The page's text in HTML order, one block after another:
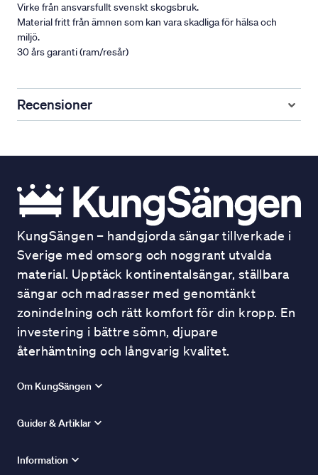
Virke från ansvarsfullt svenskt skogsbruk.
Material fritt från ämnen som kan vara skadliga för hälsa och
miljö.
30 års garanti (ram/resår)
Recensioner
KungSängen – handgjorda sängar tillverkade i
Sverige med omsorg och noggrant utvalda
material. Upptäck kontinentalsängar, ställbara
sängar och madrasser med genomtänkt
zonindelning och rätt komfort för din kropp. En
investering i bättre sömn, djupare
återhämtning och långvarig kvalitet.
Om KungSängen
Guider & Artiklar
Information